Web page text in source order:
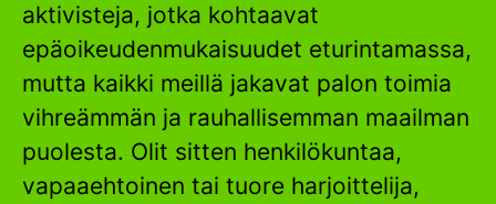
aktivisteja, jotka kohtaavat
epäoikeudenmukaisuudet eturintamassa,
mutta kaikki meillä jakavat palon toimia
vihreämmän ja rauhallisemman maailman
puolesta. Olit sitten henkilökuntaa,
vapaaehtoinen tai tuore harjoittelija,